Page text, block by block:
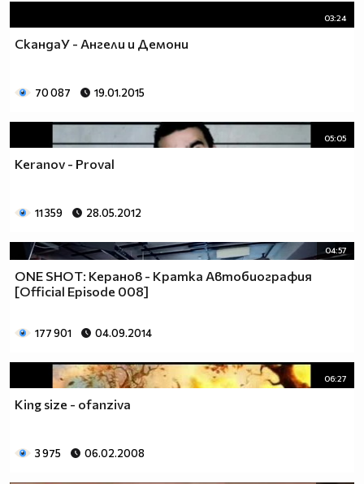
03:24
СкандаУ - Ангели и Демони
70 087 19.01.2015
05:05
Keranov - Proval
11 359 28.05.2012
04:57
ONE SHOT: Керанов - Кратка Автобиография
[Official Episode 008]
177 901 04.09.2014
06:27
King size - ofanziva
3 975 06.02.2008